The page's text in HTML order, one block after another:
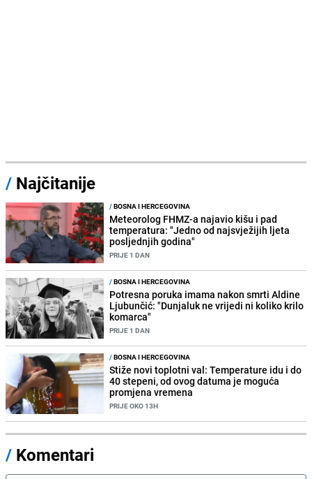
/ Najčitanije
/BOSNA I HERCEGOVINA
Meteorolog FHMZ-a najavio kišu i pad
temperatura: "Jedno od najsvježijih ljeta
posljednjih godina"
PRIJE 1 DAN
/BOSNA I HERCEGOVINA
Potresna poruka imama nakon smrti Aldine
Ljubunčić: "Dunjaluk ne vrijedi ni koliko krilo
komarca"
PRIJE 1 DAN
/BOSNA I HERCEGOVINA
Stiže novi toplotni val: Temperature idu i do
40 stepeni, od ovog datuma je moguća
promjena vremena
PRIJE OKO 13H
/ Komentari